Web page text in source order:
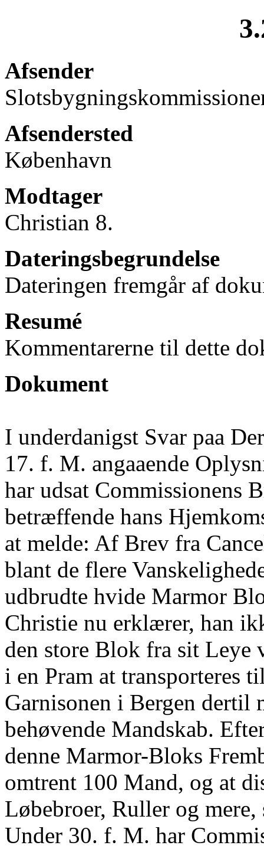
Afsender
Afsendersted
København
Modtager
Christian 8.
Dateringsbegrundelse
Dateringen fremgår af
Resumé
Kommentarerne til dette
Dokument
I underdanigst Svar paa
17. f. M. angaaende
har udsat Commissionens
betræffende hans
at melde: Af Brev fra
blant de flere
udbrudte hvide Marmor
Christie nu erklærer, han
den store Blok fra sit Leye
i en Pram at transporteres
Garnisonen i Bergen dertil
behøvende Mandskab.
denne Marmor-Bloks
omtrent 100 Mand, og at
Løbebroer, Ruller og
Under 30. f. M. har